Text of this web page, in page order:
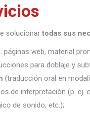
solucionar todas sus
páginas web, material
para doblaje y
(traducción oral en
de interpretación (p.
de sonido, etc.);